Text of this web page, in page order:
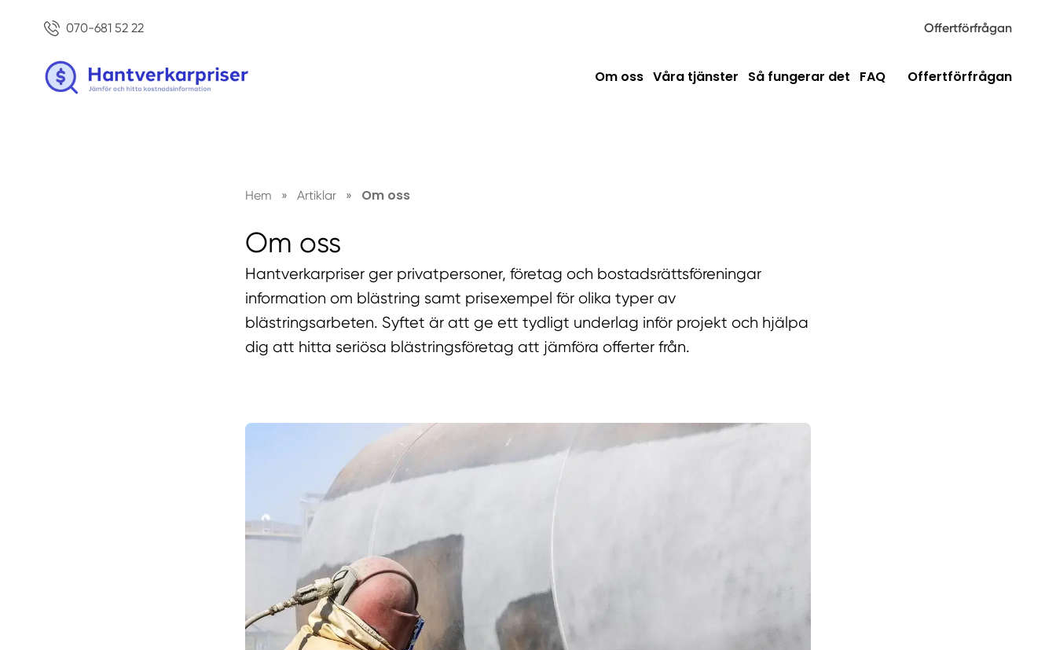
070-681 52 22 Offertförfrågan
Om oss Våra tjänster Så fungerar det FAQ Offertförfrågan
Hem » Artiklar » Om oss
Om oss
Hantverkarpriser ger privatpersoner, företag och bostadsrättsföreningar
information om blästring samt prisexempel för olika typer av
blästringsarbeten. Syftet är att ge ett tydligt underlag inför projekt och hjälpa
dig att hitta seriösa blästringsföretag att jämföra offerter från.